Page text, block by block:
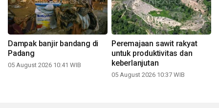
Dampak banjir bandang di
Padang
05 August 2026 10:41 WIB
Peremajaan sawit rakyat
untuk produktivitas dan
keberlanjutan
05 August 2026 10:37 WIB